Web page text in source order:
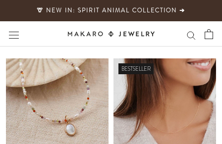
zum
Inhalt
🦒 NEW IN: SPIRIT ANIMAL COLLECTION ➔
BESTSELLER